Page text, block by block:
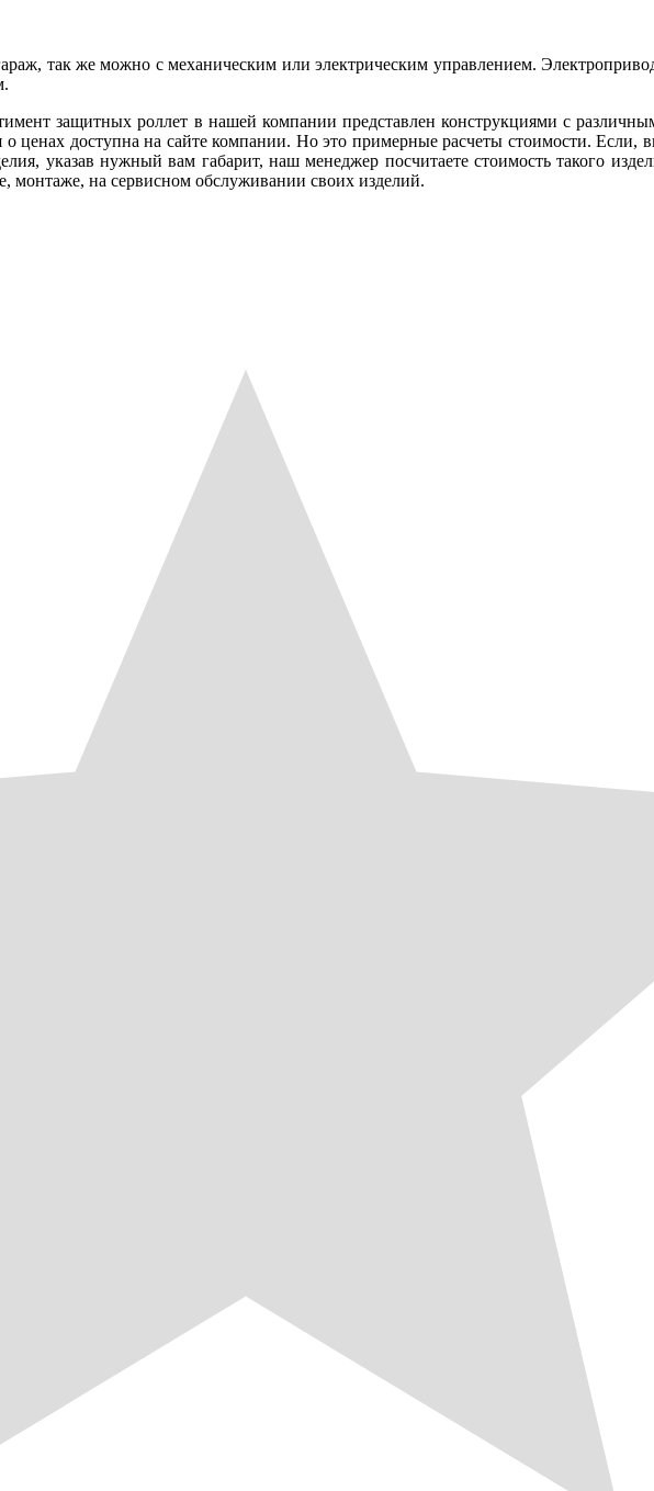
так же можно с механическим или электрическим управлением.
защитных роллет в нашей компании представлен конструкциями с
доступна на сайте компании. Но это примерные расчеты стоимости. Если,
указав нужный вам габарит, наш менеджер посчитаете стоимость такого
монтаже, на сервисном обслуживании своих изделий.